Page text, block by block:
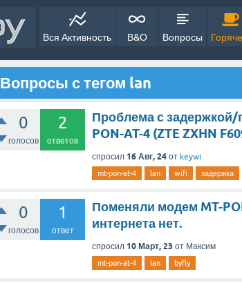
Вся Активность В&О Вопросы
Вопросы с тегом lan
0
голосов
2
ответов
Проблема с задержкой/
PON-AT-4 (ZTE ZXHN
спросил 16 Авг, 24 от keywi
mt-pon-at-4 lan wifi задержка
0
голосов
1
ответ
Поменяли модем MT-
интернета нет.
спросил 10 Март, 23 от Максим
mt-pon-at-4 lan byfly